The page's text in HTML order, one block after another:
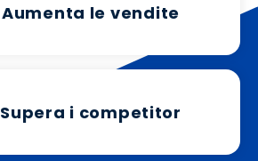
Aumenta le vendite
Supera i competitor